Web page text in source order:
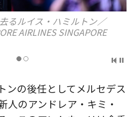
るルイス・ハミルトン／
AIRLINES SINGAPORE
ンの後任としてメルセデス
人のアンドレア・キミ・